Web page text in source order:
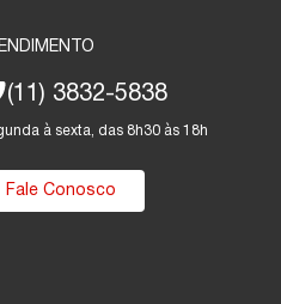
(11) 3832-5838
à sexta, das 8h30 às 18h
Fale Conosco